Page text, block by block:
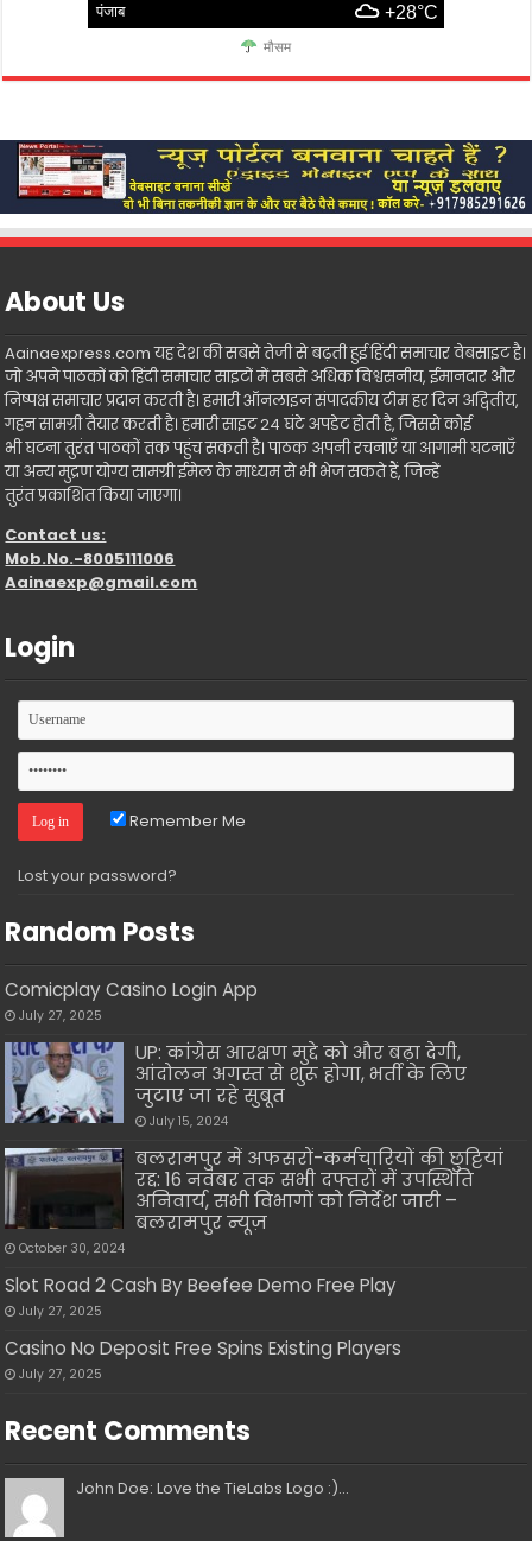
पंजाब +28°C
मौसम
About Us
Aainaexpress.com यह देश की सबसे तेजी से बढ़ती हुई हिंदी समाचार वेबसाइट है।
जो अपने पाठकों को हिंदी समाचार साइटों में सबसे अधिक विश्वसनीय, ईमानदार और
निष्पक्ष समाचार प्रदान करती है। हमारी ऑनलाइन संपादकीय टीम हर दिन अद्वितीय,
गहन सामग्री तैयार करती है। हमारी साइट 24 घंटे अपडेट होती है, जिससे कोई
भी घटना तुरंत पाठकों तक पहुंच सकती है। पाठक अपनी रचनाएँ या आगामी घटनाएँ
या अन्य मुद्रण योग्य सामग्री ईमेल के माध्यम से भी भेज सकते हैं, जिन्हें
तुरंत प्रकाशित किया जाएगा।
Contact us:
Mob.No.-8005111006
Aainaexp@gmail.com
Login
Remember Me
Lost your password?
Random Posts
Comicplay Casino Login App
July 27, 2025
UP: कांग्रेस आरक्षण मुद्दे को और बढ़ा देगी,
आंदोलन अगस्त से शुरू होगा, भर्ती के लिए
जुटाए जा रहे सुबूत
July 15, 2024
बलरामपुर में अफसरों-कर्मचारियों की छुट्टियां
रद्द: 16 नवंबर तक सभी दफ्तरों में उपस्थिति
अनिवार्य, सभी विभागों को निर्देश जारी –
बलरामपुर न्यूज़
October 30, 2024
Slot Road 2 Cash By Beefee Demo Free Play
July 27, 2025
Casino No Deposit Free Spins Existing Players
July 27, 2025
Recent Comments
John Doe: Love the TieLabs Logo :)...